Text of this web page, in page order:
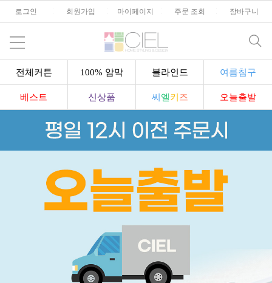
로그인 회원가입 마이페이지 주문 조회 장바구니
전체커튼 100% 암막 블라인드 여름침구
베스트 신상품 씨 엘키 즈 오늘출발